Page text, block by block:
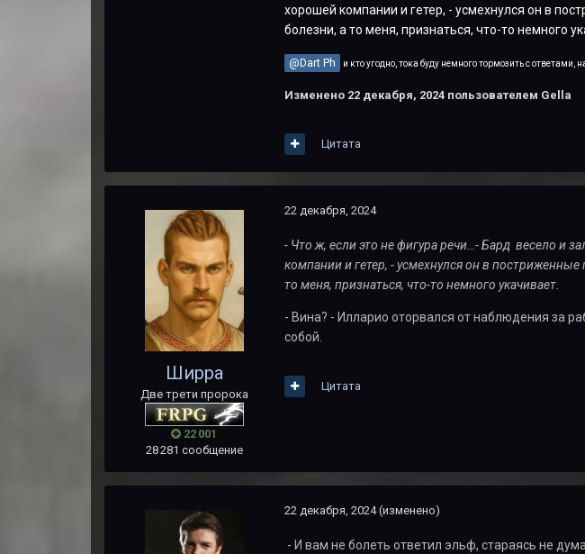
хорошей компании и гетер, - усмехнулся он в
болезни, а то меня, признаться, что-то немного
@Dart Ph и кто угодно, тока буду немного тормозить с ответами,
Изменено 22 декабря, 2024пользователем Gella
Цитата
Ширра
Две трети пророка
22 001
28 281 сообщение
22 декабря, 2024
- Что ж, если это не фигура речи…- Бард весело и
компании и гетер, - усмехнулся он в
то меня, признаться, что-то немного укачивает.
- Вина? - Илларио оторвался от наблюдения за
собой.
Цитата
22 декабря, 2024 (изменено)
- И вам не болеть ответил эльф, стараясь не